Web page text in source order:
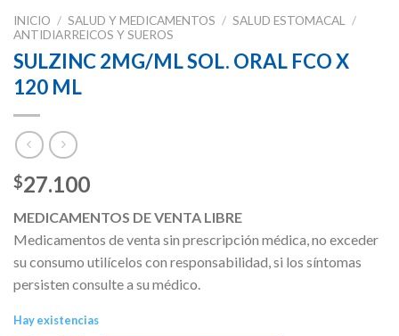
INICIO / SALUD Y MEDICAMENTOS / SALUD ESTOMACAL
/
ANTIDIARREICOS Y SUEROS
SULZINC 2MG/ML SOL. ORAL FCO X
120 ML
$27.100
MEDICAMENTOS DE VENTA LIBRE
Medicamentos de venta sin prescripción médica, no exceder
su consumo utilícelos con responsabilidad, si los síntomas
persisten consulte a su médico.
Hay existencias